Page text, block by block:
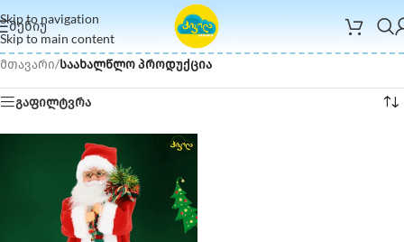
Skip to navigation
Skip to main content
ᲛᲔᲜᲘᲣ
მთავარი/საახალწლო პროდუქცია
გაფილტვრა